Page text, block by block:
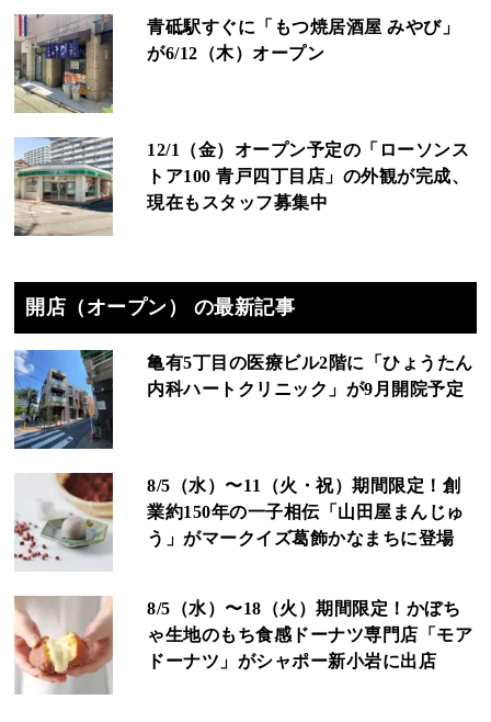
青砥駅すぐに「もつ焼居酒屋 みやび」
が6/12（木）オープン
12/1（金）オープン予定の「ローソンス
トア100 青戸四丁目店」の外観が完成、
現在もスタッフ募集中
開店（オープン） の最新記事
亀有5丁目の医療ビル2階に「ひょうたん
内科ハートクリニック」が9月開院予定
8/5（水）〜11（火・祝）期間限定！創
業約150年の一子相伝「山田屋まんじゅ
う」がマークイズ葛飾かなまちに登場
8/5（水）〜18（火）期間限定！かぼち
ゃ生地のもち食感ドーナツ専門店「モア
ドーナツ」がシャポー新小岩に出店